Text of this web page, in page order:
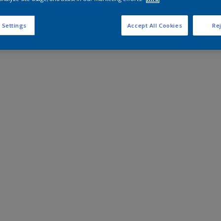
Settings Accept All Cookies